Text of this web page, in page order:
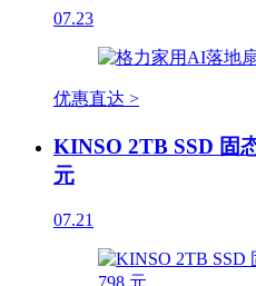
07.23
优惠直达 >
KINSO 2TB SSD 固
元
07.21